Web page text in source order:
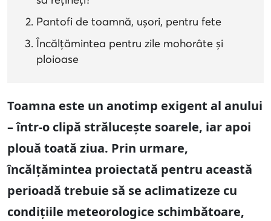
Pantofi de toamnă, ușori, pentru fete
Încălțămintea pentru zile mohorâte și
ploioase
Toamna este un anotimp exigent al anului
– într-o clipă strălucește soarele, iar apoi
plouă toată ziua. Prin urmare,
încălțămintea proiectată pentru această
perioadă trebuie să se aclimatizeze cu
condițiile meteorologice schimbătoare,